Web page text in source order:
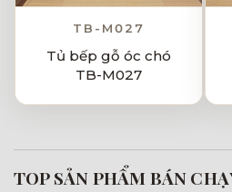
TB-M027
Tủ bếp gỗ óc chó
TB-M027
TOP SẢN PHẨM BÁN